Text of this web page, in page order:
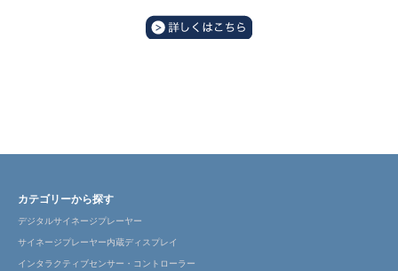
カテゴリーから探す
デジタルサイネージプレーヤー
サイネージプレーヤー内蔵ディスプレイ
インタラクティブセンサー・コントローラー